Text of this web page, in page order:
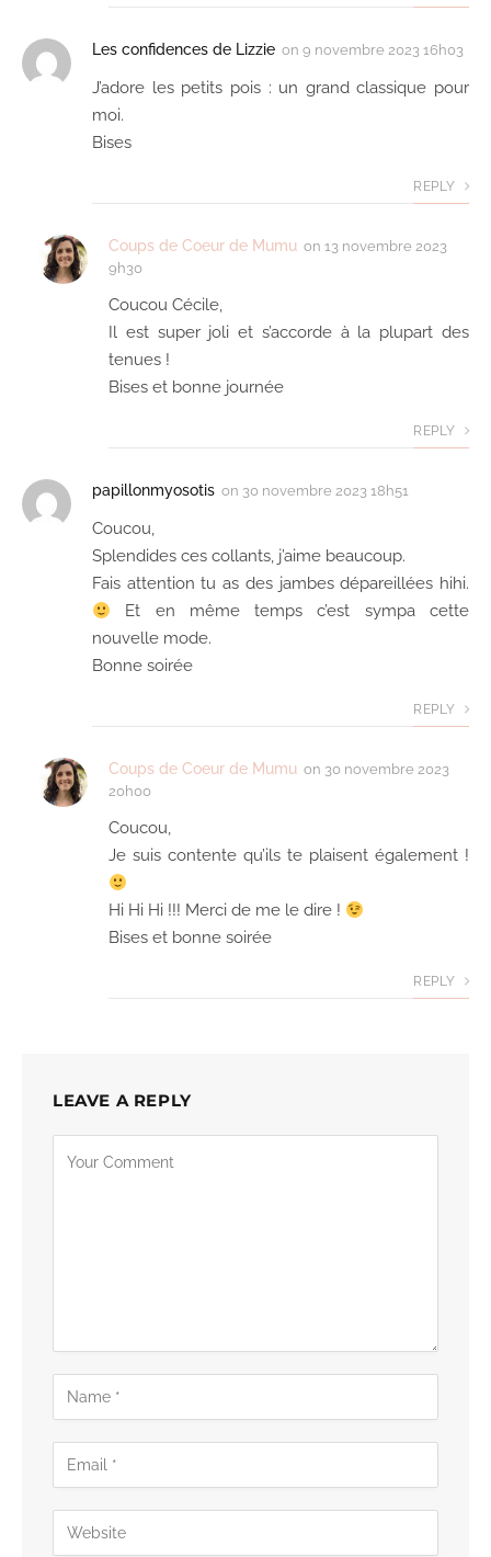
Les confidences de Lizzie on 9 novembre 2023 16h03
J’adore les petits pois : un grand classique pour
moi.
Bises
REPLY
Coups de Coeur de Mumu on 13 novembre 2023
9h30
Coucou Cécile,
Il est super joli et s’accorde à la plupart des
tenues !
Bises et bonne journée
REPLY
papillonmyosotis on 30 novembre 2023 18h51
Coucou,
Splendides ces collants, j’aime beaucoup.
Fais attention tu as des jambes dépareillées hihi.
Et en même temps c’est sympa cette
nouvelle mode.
Bonne soirée
REPLY
Coups de Coeur de Mumu on 30 novembre 2023
20h00
Coucou,
Je suis contente qu’ils te plaisent également !
Hi Hi Hi !!! Merci de me le dire !
Bises et bonne soirée
REPLY
LEAVE A REPLY